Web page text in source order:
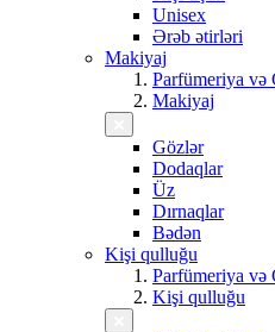
Unisex
Ərəb ətirləri
Makiyaj
Parfümeriya və
Makiyaj
Gözlər
Dodaqlar
Üz
Dırnaqlar
Bədən
Kişi qulluğu
Parfümeriya və
Kişi qulluğu